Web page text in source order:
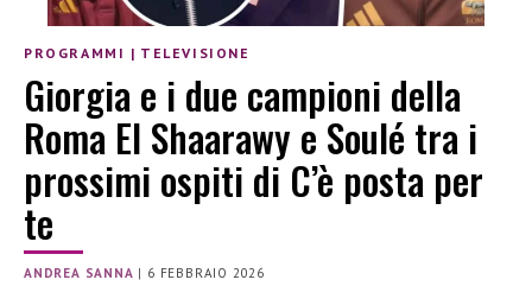
PROGRAMMI | TELEVISIONE
Giorgia e i due campioni della
Roma El Shaarawy e Soulé tra i
prossimi ospiti di C’è posta per
te
ANDREA SANNA | 6 FEBBRAIO 2026